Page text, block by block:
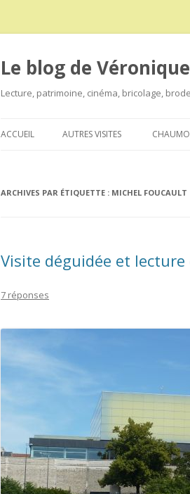
Le blog de
Lecture, patrimoine, cinéma, bricolage,
ACCUEIL AUTRES VISITES
ARCHIVES PAR ÉTIQUETTE : MICHEL FOUCAULT
Visite déguidée et
7 réponses